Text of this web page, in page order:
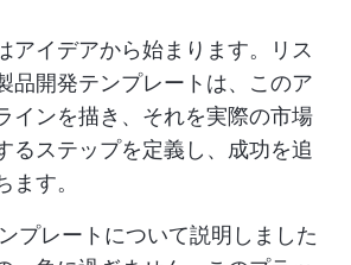
アイデアから始まります。リス
品開発テンプレートは、このア
インを描き、それを実際の市場
るステップを定義し、成功を追
ます。
プレートについて説明しました